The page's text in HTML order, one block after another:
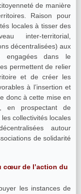
de manière
Raison pour
locales à tisser des
inter-territorial,
décentralisées) aux
engagées dans le
permettent de relier
et de créer les
à l’insertion et
donc à cette mise en
en prospectant de
collectivités locales
autour
de solidarité
cœur de l’action du
les instances de